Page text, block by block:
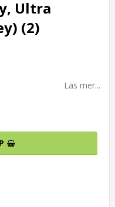
Ultra
(2)
Läs mer...